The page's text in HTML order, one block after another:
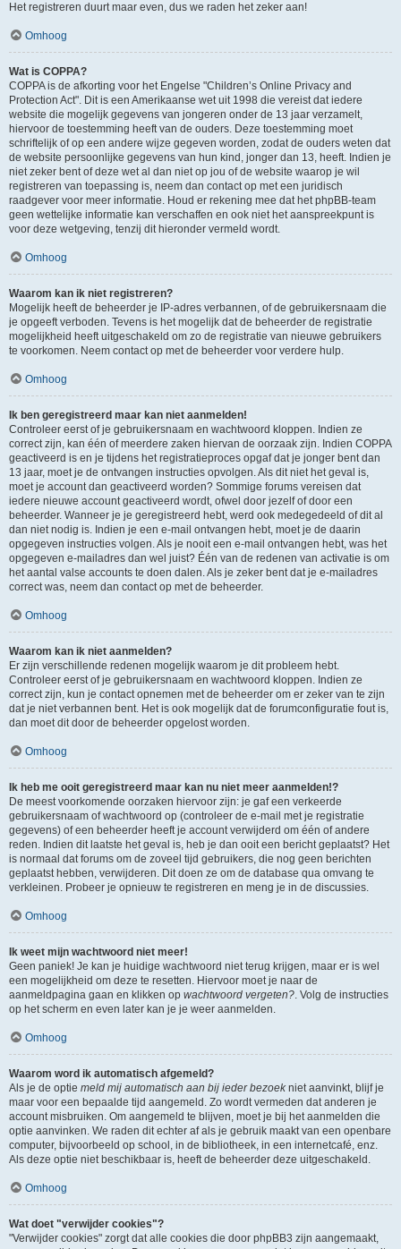
Het registreren duurt maar even, dus we raden het zeker aan!
Omhoog
Wat is COPPA?
COPPA is de afkorting voor het Engelse "Children’s Online Privacy and
Protection Act". Dit is een Amerikaanse wet uit 1998 die vereist dat iedere
website die mogelijk gegevens van jongeren onder de 13 jaar verzamelt,
hiervoor de toestemming heeft van de ouders. Deze toestemming moet
schriftelijk of op een andere wijze gegeven worden, zodat de ouders weten dat
de website persoonlijke gegevens van hun kind, jonger dan 13, heeft. Indien je
niet zeker bent of deze wet al dan niet op jou of de website waarop je wil
registreren van toepassing is, neem dan contact op met een juridisch
raadgever voor meer informatie. Houd er rekening mee dat het phpBB-team
geen wettelijke informatie kan verschaffen en ook niet het aanspreekpunt is
voor deze wetgeving, tenzij dit hieronder vermeld wordt.
Omhoog
Waarom kan ik niet registreren?
Mogelijk heeft de beheerder je IP-adres verbannen, of de gebruikersnaam die
je opgeeft verboden. Tevens is het mogelijk dat de beheerder de registratie
mogelijkheid heeft uitgeschakeld om zo de registratie van nieuwe gebruikers
te voorkomen. Neem contact op met de beheerder voor verdere hulp.
Omhoog
Ik ben geregistreerd maar kan niet aanmelden!
Controleer eerst of je gebruikersnaam en wachtwoord kloppen. Indien ze
correct zijn, kan één of meerdere zaken hiervan de oorzaak zijn. Indien COPPA
geactiveerd is en je tijdens het registratieproces opgaf dat je jonger bent dan
13 jaar, moet je de ontvangen instructies opvolgen. Als dit niet het geval is,
moet je account dan geactiveerd worden? Sommige forums vereisen dat
iedere nieuwe account geactiveerd wordt, ofwel door jezelf of door een
beheerder. Wanneer je je geregistreerd hebt, werd ook medegedeeld of dit al
dan niet nodig is. Indien je een e-mail ontvangen hebt, moet je de daarin
opgegeven instructies volgen. Als je nooit een e-mail ontvangen hebt, was het
opgegeven e-mailadres dan wel juist? Één van de redenen van activatie is om
het aantal valse accounts te doen dalen. Als je zeker bent dat je e-mailadres
correct was, neem dan contact op met de beheerder.
Omhoog
Waarom kan ik niet aanmelden?
Er zijn verschillende redenen mogelijk waarom je dit probleem hebt.
Controleer eerst of je gebruikersnaam en wachtwoord kloppen. Indien ze
correct zijn, kun je contact opnemen met de beheerder om er zeker van te zijn
dat je niet verbannen bent. Het is ook mogelijk dat de forumconfiguratie fout is,
dan moet dit door de beheerder opgelost worden.
Omhoog
Ik heb me ooit geregistreerd maar kan nu niet meer aanmelden!?
De meest voorkomende oorzaken hiervoor zijn: je gaf een verkeerde
gebruikersnaam of wachtwoord op (controleer de e-mail met je registratie
gegevens) of een beheerder heeft je account verwijderd om één of andere
reden. Indien dit laatste het geval is, heb je dan ooit een bericht geplaatst? Het
is normaal dat forums om de zoveel tijd gebruikers, die nog geen berichten
geplaatst hebben, verwijderen. Dit doen ze om de database qua omvang te
verkleinen. Probeer je opnieuw te registreren en meng je in de discussies.
Omhoog
Ik weet mijn wachtwoord niet meer!
Geen paniek! Je kan je huidige wachtwoord niet terug krijgen, maar er is wel
een mogelijkheid om deze te resetten. Hiervoor moet je naar de
aanmeldpagina gaan en klikken op wachtwoord vergeten?. Volg de instructies
op het scherm en even later kan je je weer aanmelden.
Omhoog
Waarom word ik automatisch afgemeld?
Als je de optie meld mij automatisch aan bij ieder bezoekniet aanvinkt, blijf je
maar voor een bepaalde tijd aangemeld. Zo wordt vermeden dat anderen je
account misbruiken. Om aangemeld te blijven, moet je bij het aanmelden die
optie aanvinken. We raden dit echter af als je gebruik maakt van een openbare
computer, bijvoorbeeld op school, in de bibliotheek, in een internetcafé, enz.
Als deze optie niet beschikbaar is, heeft de beheerder deze uitgeschakeld.
Omhoog
Wat doet "verwijder cookies"?
"Verwijder cookies" zorgt dat alle cookies die door phpBB3 zijn aangemaakt,